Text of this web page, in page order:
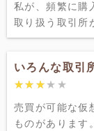
私が、頻繁に購
取り扱う取引所
いろんな取引
★★★★★
★★★★★
売買が可能な仮
ものがあります